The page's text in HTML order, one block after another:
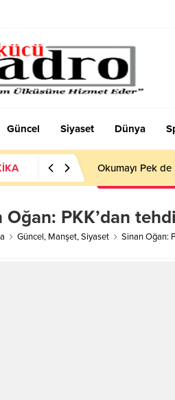
Güncel Siyaset Dünya
Okumayı Pek
Oğan: PKK’dan
Güncel, Manşet,Siyaset Sinan Oğan: